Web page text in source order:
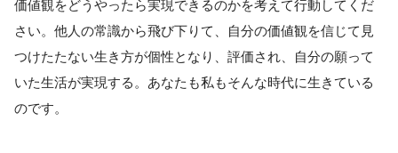
価値観をどうやったら実現できるのかを考えて行動してくだ
さい。他人の常識から飛び下りて、自分の価値観を信じて見
つけたたない生き方が個性となり、評価され、自分の願って
いた生活が実現する。あなたも私もそんな時代に生きている
のです。